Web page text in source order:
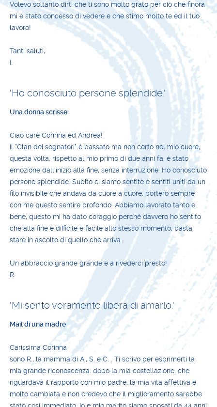
Volevo soltanto dirti che ti sono molto grato per ciò che finora
mi è stato concesso di vedere e che stimo molto te ed il tuo
lavoro!
Tanti saluti,
I.
'Ho conosciuto persone splendide.'
Una donna scrisse:
Ciao care Corinna ed Andrea!
Il "Clan dei sognatori" è passato ma non certo nel mio cuore,
questa volta, rispetto al mio primo di due anni fa, è stato
emozione dall'inizio alla fine, senza interruzione. Ho conosciuto
persone splendide. Subito ci siamo sentite e sentiti uniti da un
filo invisibile che andava da cuore a cuore, porterò sempre
con me questo sentire profondo. Abbiamo lavorato tanto e
bene, questo mi ha dato coraggio perché davvero ho sentito
che alla fine è difficile e facile allo stesso momento, basta
stare in ascolto di quello che arriva.
Un abbraccio grande grande e a rivederci presto!
R.
'Mi sento veramente libera di amarlo.'
Mail di una madre
Carissima Corinna
sono R., la mamma di A., S. e C. . Ti scrivo per esprimerti la
mia grande riconoscenza: dopo la mia costellazione, che
riguardava il rapporto con mio padre, la mia vita affettiva è
molto cambiata e non credevo che il miglioramento sarebbe